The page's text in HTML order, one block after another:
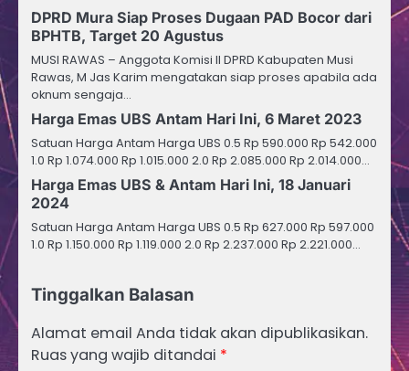
DPRD Mura Siap Proses Dugaan PAD Bocor dari
BPHTB, Target 20 Agustus
MUSI RAWAS – Anggota Komisi II DPRD Kabupaten Musi
Rawas, M Jas Karim mengatakan siap proses apabila ada
oknum sengaja…
Harga Emas UBS Antam Hari Ini, 6 Maret 2023
Satuan Harga Antam Harga UBS 0.5 Rp 590.000 Rp 542.000
1.0 Rp 1.074.000 Rp 1.015.000 2.0 Rp 2.085.000 Rp 2.014.000…
Harga Emas UBS & Antam Hari Ini, 18 Januari
2024
Satuan Harga Antam Harga UBS 0.5 Rp 627.000 Rp 597.000
1.0 Rp 1.150.000 Rp 1.119.000 2.0 Rp 2.237.000 Rp 2.221.000…
Tinggalkan Balasan
Alamat email Anda tidak akan dipublikasikan.
Ruas yang wajib ditandai *